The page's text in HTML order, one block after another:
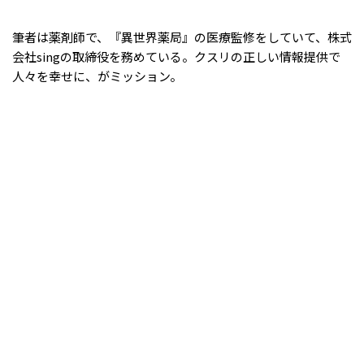
筆者は薬剤師で、『異世界薬局』の医療監修をしていて、株式
会社singの取締役を務めている。クスリの正しい情報提供で
人々を幸せに、がミッション。